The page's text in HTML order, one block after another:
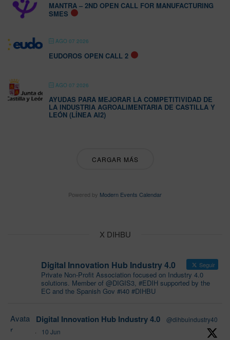
MANTRA – 2ND OPEN CALL FOR MANUFACTURING
SMES
AGO 07 2026
EUDOROS OPEN CALL 2
AGO 07 2026
AYUDAS PARA MEJORAR LA COMPETITIVIDAD DE
LA INDUSTRIA AGROALIMENTARIA DE CASTILLA Y
LEÓN (LÍNEA AI2)
CARGAR MÁS
Powered by Modern Events Calendar
X DIHBU
Digital Innovation Hub Industry 4.0 Seguir
Private Non-Profit Association focused on Industry 4.0
solutions. Member of @DIGIS3, #EDIH supported by the
EC and the Spanish Gov #i40 #DIHBU
Avata
r
Digital Innovation Hub Industry 4.0
@dihbuindustry40
·
10 Jun